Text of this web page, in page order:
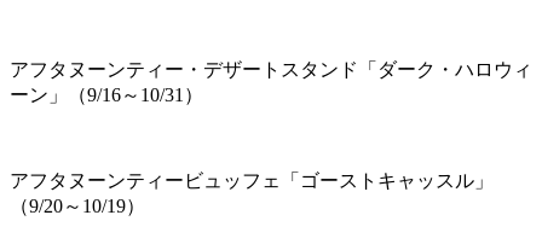
アフタヌーンティー・デザートスタンド「ダーク・ハロウィ
ーン」（9/16～10/31）
アフタヌーンティービュッフェ「ゴーストキャッスル」
（9/20～10/19）